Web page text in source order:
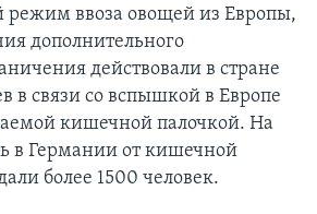
режим ввоза овощей из Европы,
дополнительного
действовали в стране
в связи со вспышкой в Европе
кишечной палочкой. На
в Германии от кишечной
более 1500 человек.